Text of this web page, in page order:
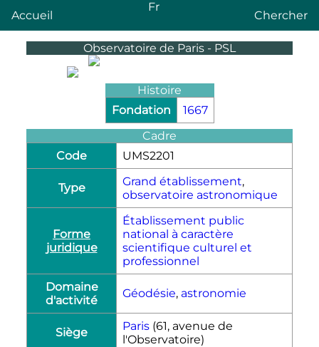
Accueil
Fr
Chercher
Observatoire de Paris - PSL
Histoire
Fondation
1667
Cadre
Code
UMS2201
Type Grand établissement,
observatoire astronomique
Forme
juridique
Établissement public
national à caractère
scientifique culturel et
professionnel
Domaine
d'activité
Géodésie, astronomie
Siège Paris (61, avenue de
l'Observatoire)